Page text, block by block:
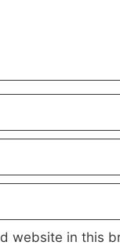
website in this